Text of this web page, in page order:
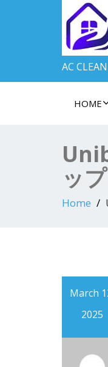
AC
HOME
ッ
Home
March
2025